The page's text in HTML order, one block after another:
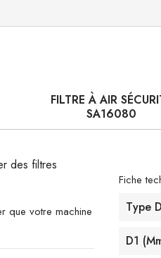
FILTRE À AIR
SA16080
des filtres
que votre machine
Fiche
Type
D1